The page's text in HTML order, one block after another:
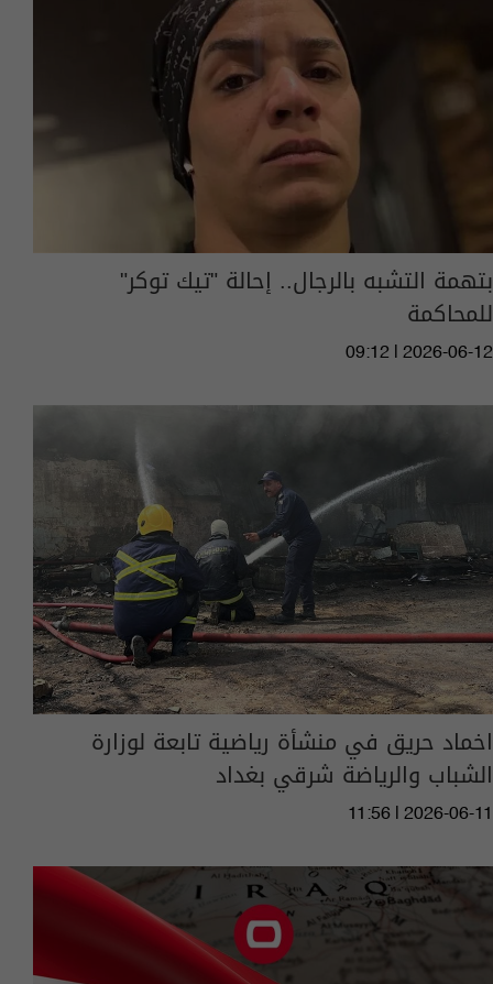
بتهمة التشبه بالرجال.. إحالة "تيك توكر"
للمحاكمة
09:12 | 2026-06-12
اخماد حريق في منشأة رياضية تابعة لوزارة
الشباب والرياضة شرقي بغداد
11:56 | 2026-06-11